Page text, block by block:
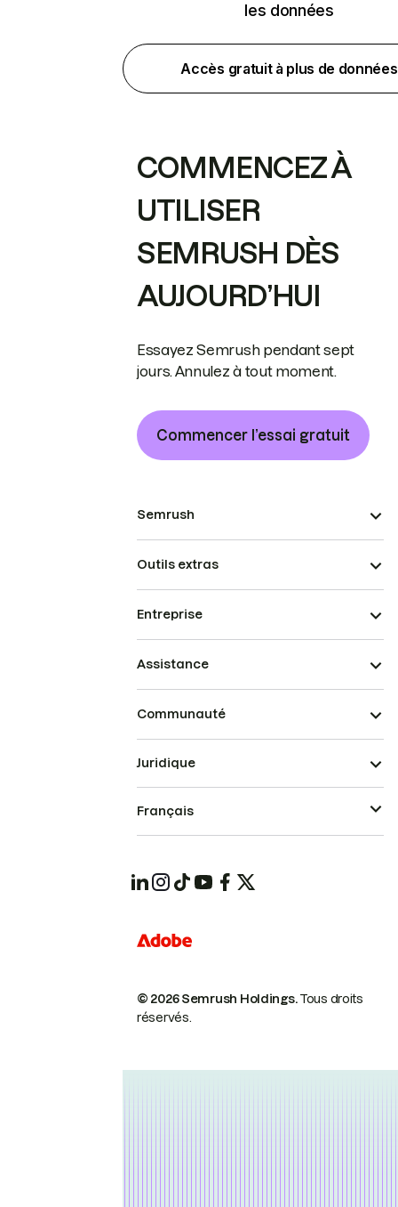
les données
Accès gratuit à plus de données
COMMENCEZ À
UTILISER
SEMRUSH DÈS
AUJOURD’HUI
Essayez Semrush pendant sept
jours. Annulez à tout moment.
Commencer l’essai gratuit
Semrush
Outils extras
Entreprise
Assistance
Communauté
© 2026 Semrush Holdings.Tous droits
réservés.
Juridique
Français